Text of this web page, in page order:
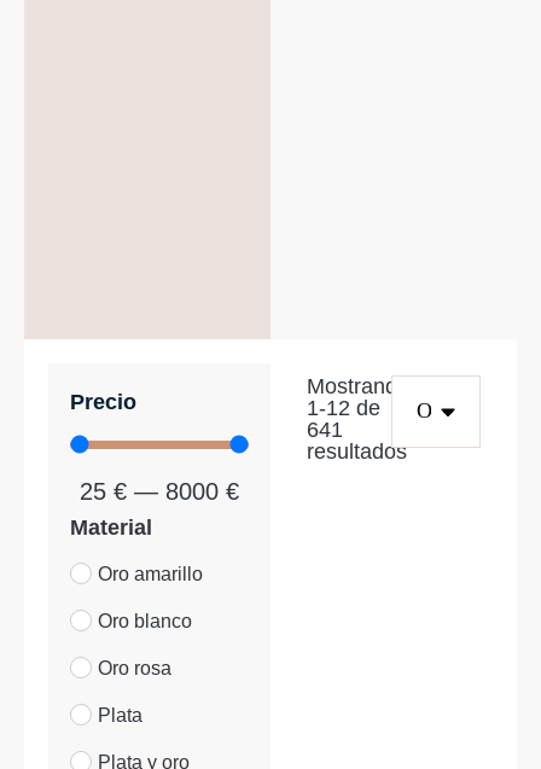
Precio
25€ — 8000€
Material
Oro amarillo
Oro blanco
Oro rosa
Plata
Plata y oro
Mostrando
1-12 de
641
resultados